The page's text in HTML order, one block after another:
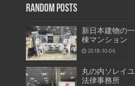
Random Posts
新日本建物の一
棟マンション
2018-10-06
丸の内ソレイユ
法律事務所